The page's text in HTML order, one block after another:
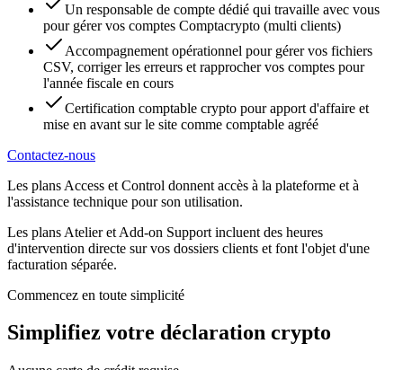
Un responsable de compte dédié qui travaille avec vous
pour gérer vos comptes Comptacrypto (multi clients)
Accompagnement opérationnel pour gérer vos fichiers
CSV, corriger les erreurs et rapprocher vos comptes pour
l'année fiscale en cours
Certification comptable crypto pour apport d'affaire et
mise en avant sur le site comme comptable agréé
Contactez-nous
Les plans Access et Control donnent accès à la plateforme et à
l'assistance technique pour son utilisation.
Les plans Atelier et Add-on Support incluent des heures
d'intervention directe sur vos dossiers clients et font l'objet d'une
facturation séparée.
Commencez en toute simplicité
Simplifiez votre déclaration crypto